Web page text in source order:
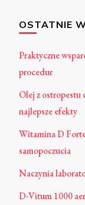
OSTATNIE
Praktyczne
procedur
Olej z ostropestu
najlepsze efekty
Witamina D
samopoczucia
Naczynia
D-Vitum 1000